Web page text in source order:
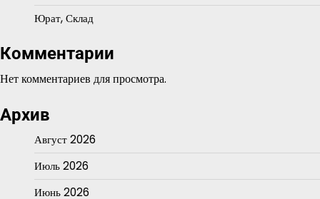
Юрат, Склад
Комментарии
Нет комментариев для просмотра.
Архив
Август 2026
Июль 2026
Июнь 2026